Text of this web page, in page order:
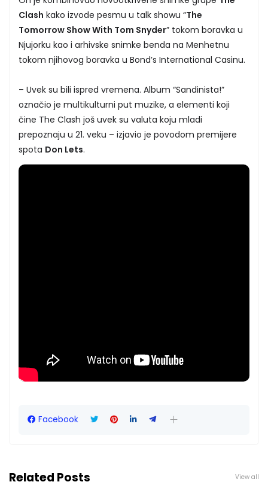
Clash kako izvode pesmu u talk showu “The
Tomorrow Show With Tom Snyder” tokom boravka u
Njujorku kao i arhivske snimke benda na Menhetnu
tokom njihovog boravka u Bond’s International Casinu.
– Uvek su bili ispred vremena. Album “Sandinista!”
označio je multikulturni put muzike, a elementi koji
čine The Clash još uvek su valuta koju mladi
prepoznaju u 21. veku – izjavio je povodom premijere
spota Don Lets.
Facebook
Related Posts View all